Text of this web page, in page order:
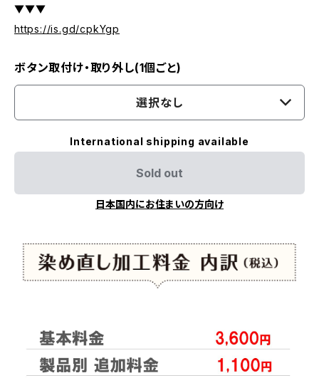
▼▼▼
https://is.gd/cpkYgp
ボタン取付け・取り外し(1個ごと)
選択なし
International shipping available
Sold out
日本国内にお住まいの方向け